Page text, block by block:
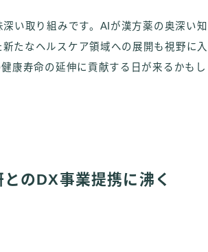
い取り組みです。AIが漢方薬の奥深い知
たなヘルスケア領域への展開も視野に入
康寿命の延伸に貢献する日が来るかもし
のDX事業提携に沸く